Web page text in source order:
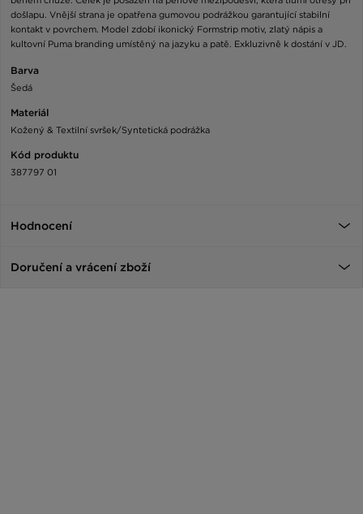
došlapu. Vnější strana je opatřena gumovou podrážkou garantující stabilní
kontakt v povrchem. Model zdobí ikonický Formstrip motiv, zlatý nápis a
kultovní Puma branding umístěný na jazyku a patě. Exkluzivně k dostání v JD.
Barva
Šedá
Materiál
Kožený & Textilní svršek/Syntetická podrážka
Kód produktu
387797 01
Hodnocení
Doručení a vrácení zboží